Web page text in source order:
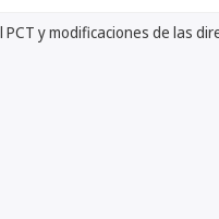
y modificaciones de las